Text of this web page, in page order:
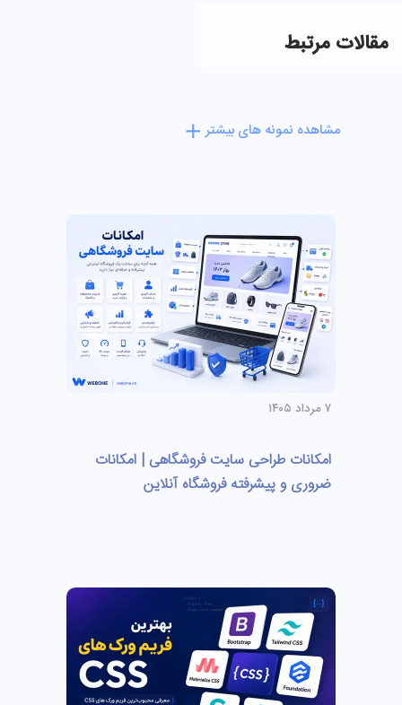
مقالات مرتبط
مشاهده نمونه های بیشتر
۷ مرداد ۱۴۰۵
امکانات طراحی سایت فروشگاهی | امکانات
ضروری و پیشرفته فروشگاه آنلاین